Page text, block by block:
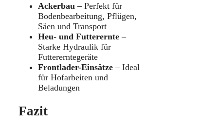
Ackerbau – Perfekt für
Bodenbearbeitung, Pflügen,
Säen und Transport
Heu- und Futterernte –
Starke Hydraulik für
Futtererntegeräte
Frontlader-Einsätze – Ideal
für Hofarbeiten und
Beladungen
Fazit